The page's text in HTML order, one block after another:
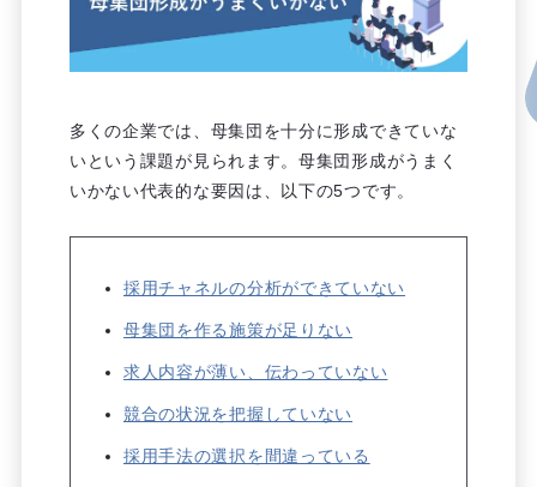
多くの企業では、母集団を十分に形成できていな
いという課題が見られます。母集団形成がうまく
いかない代表的な要因は、以下の5つです。
採用チャネルの分析ができていない
母集団を作る施策が足りない
求人内容が薄い、伝わっていない
競合の状況を把握していない
採用手法の選択を間違っている